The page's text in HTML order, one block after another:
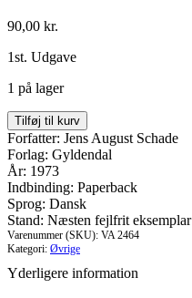
90,00 kr.
1st. Udgave
1 på lager
Overjordisk
antal
Tilføj til kurv
Forfatter: Jens August Schade
Forlag: Gyldendal
År: 1973
Indbinding: Paperback
Sprog: Dansk
Stand: Næsten fejlfrit eksemplar
Varenummer (SKU): VA 2464
Kategori: Øvrige
Yderligere information